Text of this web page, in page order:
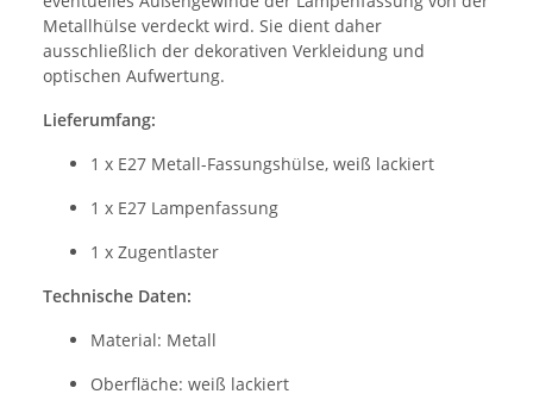
Metallhülse verdeckt wird. Sie dient daher
ausschließlich der dekorativen Verkleidung und
optischen Aufwertung.
Lieferumfang:
1 x E27 Metall-Fassungshülse, weiß lackiert
1 x E27 Lampenfassung
1 x Zugentlaster
Technische Daten:
Material: Metall
Oberfläche: weiß lackiert